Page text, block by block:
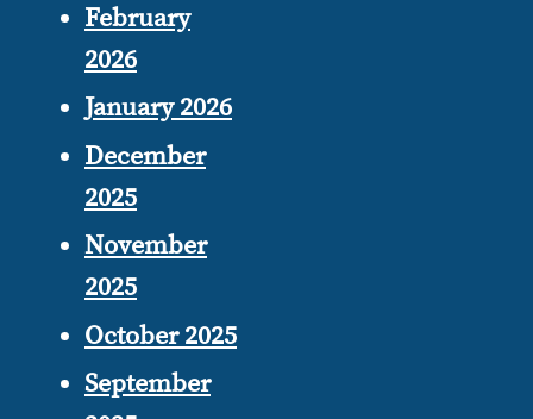
February
2026
January 2026
December
2025
November
2025
October 2025
September